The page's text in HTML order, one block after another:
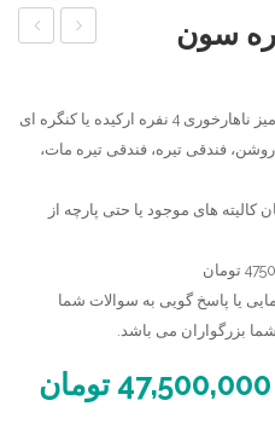
4
نفره
جا 6
نفره
یا کنگره ای
فندقی تیره، فندقی تیره مات،
کالیته های موجود یا حتی پارچه از
یا پاسخ گویی به سوالات شما
47,500,000 تومان